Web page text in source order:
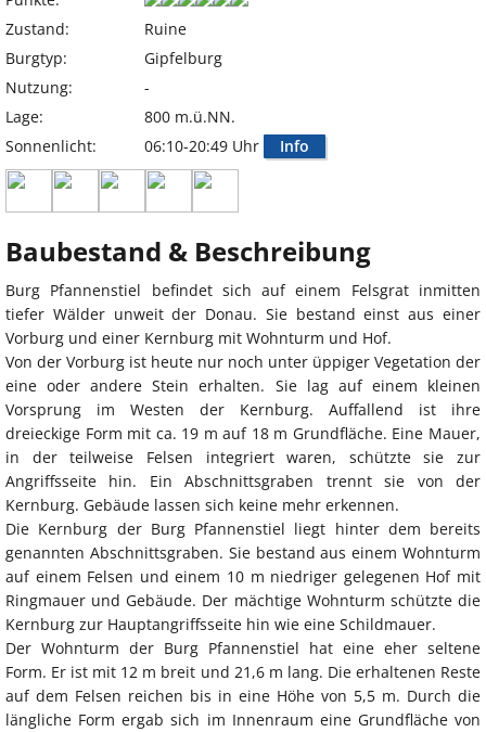
Zustand:
Ruine
Burgtyp:
Gipfelburg
Nutzung:
-
Lage:
800 m.ü.NN.
Sonnenlicht:
06:10-20:49 Uhr Info
Baubestand & Beschreibung
Burg Pfannenstiel befindet sich auf einem Felsgrat inmitten
tiefer Wälder unweit der Donau. Sie bestand einst aus einer
Vorburg und einer Kernburg mit Wohnturm und Hof.
Von der Vorburg ist heute nur noch unter üppiger Vegetation der
eine oder andere Stein erhalten. Sie lag auf einem kleinen
Vorsprung im Westen der Kernburg. Auffallend ist ihre
dreieckige Form mit ca. 19 m auf 18 m Grundfläche. Eine Mauer,
in der teilweise Felsen integriert waren, schützte sie zur
Angriffsseite hin. Ein Abschnittsgraben trennt sie von der
Kernburg. Gebäude lassen sich keine mehr erkennen.
Die Kernburg der Burg Pfannenstiel liegt hinter dem bereits
genannten Abschnittsgraben. Sie bestand aus einem Wohnturm
auf einem Felsen und einem 10 m niedriger gelegenen Hof mit
Ringmauer und Gebäude. Der mächtige Wohnturm schützte die
Kernburg zur Hauptangriffsseite hin wie eine Schildmauer.
Der Wohnturm der Burg Pfannenstiel hat eine eher seltene
Form. Er ist mit 12 m breit und 21,6 m lang. Die erhaltenen Reste
auf dem Felsen reichen bis in eine Höhe von 5,5 m. Durch die
längliche Form ergab sich im Innenraum eine Grundfläche von